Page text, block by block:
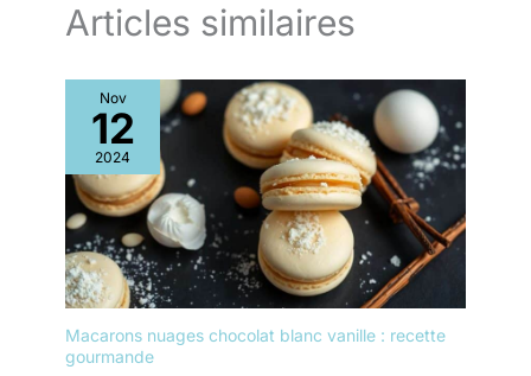
Articles similaires
Nov
12
2024
Macarons nuages chocolat blanc vanille : recette
gourmande